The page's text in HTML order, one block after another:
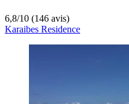
6,8/10 (146 avis)
Karaibes Residence